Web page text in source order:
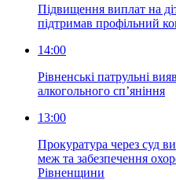
Підвищення виплат на
підтримав профільний
14:00
Рівненські патрульні
алкогольного сп’яніння
13:00
Прокуратура через суд
меж та забезпечення
Рівненщини